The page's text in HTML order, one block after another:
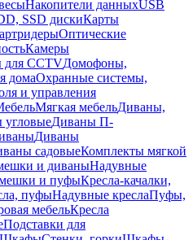
Накопители данныхUSB
SSD дискиКарты
Оптические
Камеры
для CCTVДомофоны,
домаОхранные системы,
и управления
Мягкая мебельДиваны,
угловыеДиваны П-
Диваны
садовыеКомплекты мягкой
и диваныНадувные
и пуфыКресла-качалки,
пуфыНадувные креслаПуфы,
мебельКресла
Подставки для